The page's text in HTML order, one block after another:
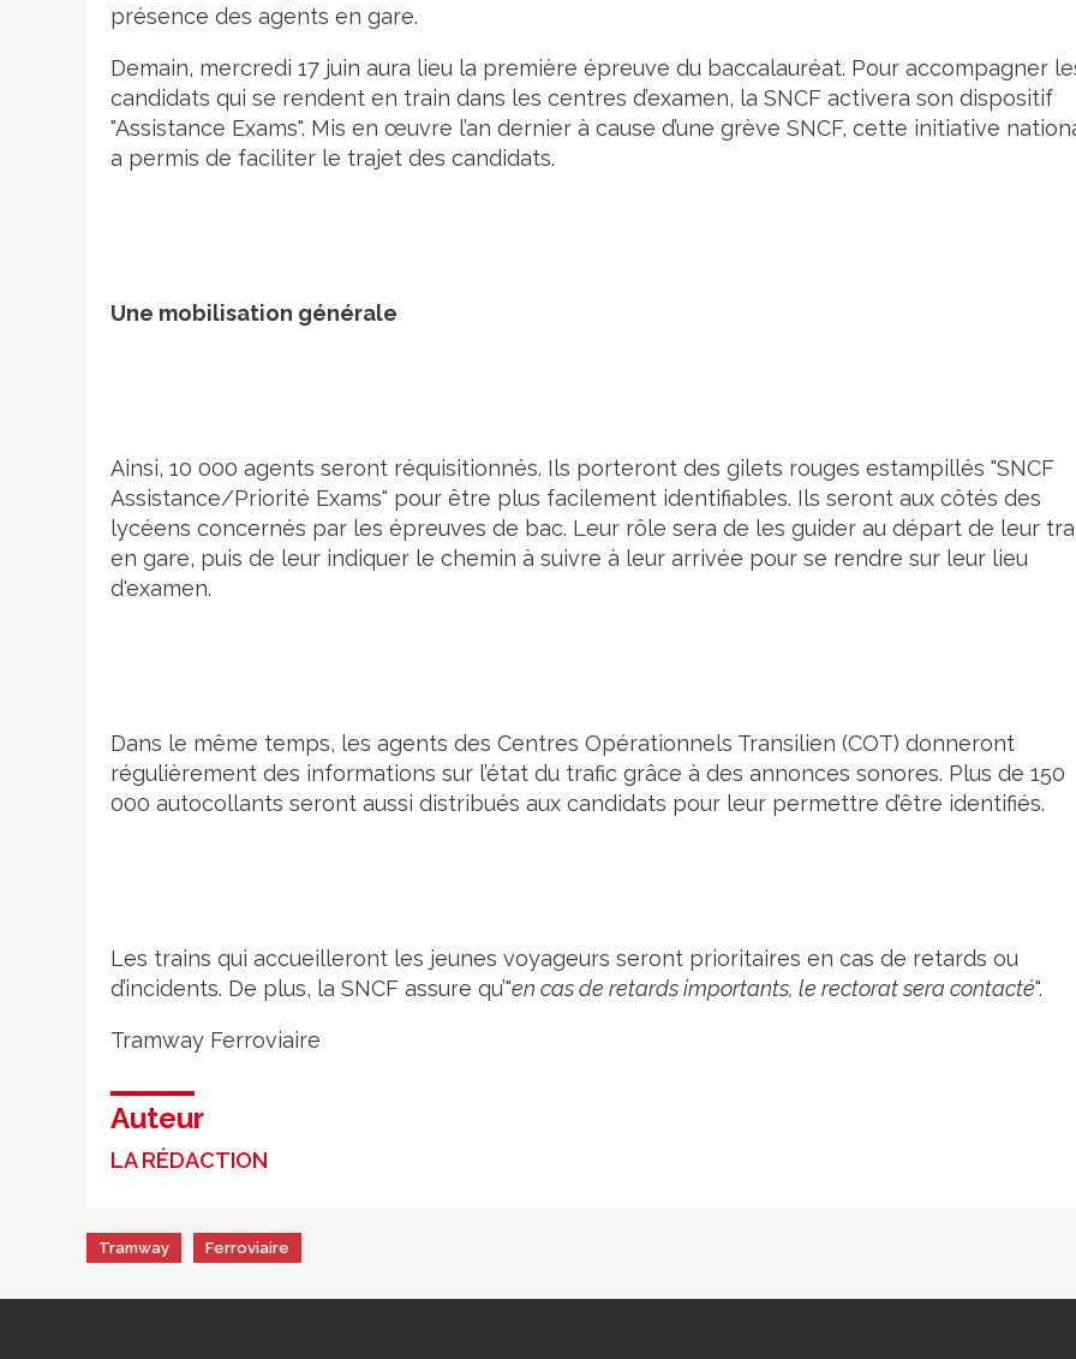
présence des agents en gare.
Demain, mercredi 17 juin aura lieu la première épreuve du baccalauréat. Pour accompagner
candidats qui se rendent en train dans les centres d’examen, la SNCF activera son dispositif
"Assistance Exams". Mis en œuvre l’an dernier à cause d’une grève SNCF, cette initiative
a permis de faciliter le trajet des candidats.
Une mobilisation générale
Ainsi, 10 000 agents seront réquisitionnés. Ils porteront des gilets rouges estampillés "SNCF
Assistance/Priorité Exams" pour être plus facilement identifiables. Ils seront aux côtés des
lycéens concernés par les épreuves de bac. Leur rôle sera de les guider au départ de leur
en gare, puis de leur indiquer le chemin à suivre à leur arrivée pour se rendre sur leur lieu
d'examen.
Dans le même temps, les agents des Centres Opérationnels Transilien (COT) donneront
régulièrement des informations sur l’état du trafic grâce à des annonces sonores. Plus de 150
000 autocollants seront aussi distribués aux candidats pour leur permettre d’être identifiés.
Les trains qui accueilleront les jeunes voyageurs seront prioritaires en cas de retards ou
d’incidents. De plus, la SNCF assure qu’"en cas de retards importants, le rectorat sera contacté".
Tramway Ferroviaire
Auteur
LA RÉDACTION
Tramway Ferroviaire